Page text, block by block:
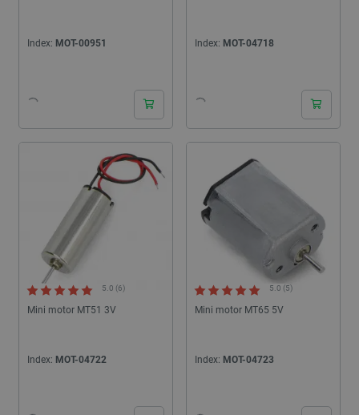
Index: MOT-00951 Index: MOT-04718
Mini motor MT51 3V
5.0 (6)
Index: MOT-04722
Mini motor MT65 5V
5.0 (5)
Index: MOT-04723